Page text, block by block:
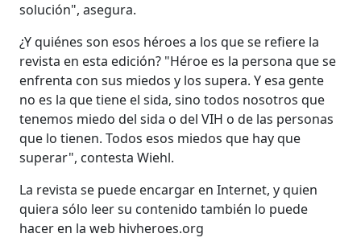
solución", asegura.
¿Y quiénes son esos héroes a los que se refiere la
revista en esta edición? "Héroe es la persona que se
enfrenta con sus miedos y los supera. Y esa gente
no es la que tiene el sida, sino todos nosotros que
tenemos miedo del sida o del VIH o de las personas
que lo tienen. Todos esos miedos que hay que
superar", contesta Wiehl.
La revista se puede encargar en Internet, y quien
quiera sólo leer su contenido también lo puede
hacer en la web hivheroes.org